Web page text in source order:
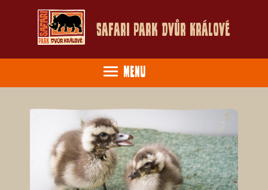
Safari Park Dvůr Králové
Menu